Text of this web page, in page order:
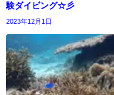
験ダイビング☆彡
2023年12月1日